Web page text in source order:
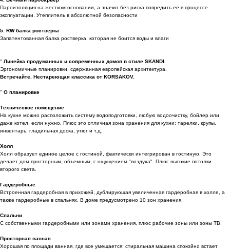
Пароизоляция на жестком основании, а значит без риска повредить ее в процессе
эксплуатации. Утеплитель в абсолютной безопасности
5. RW балка ростверка
Запатентованная балка ростверка, которая не боится воды и влаги
" Линейка продуманных и современных домов в стиле SKANDI.
Эргономичные планировки, сдержанная европейская архитектура.
Встречайте. Нестареющая классика от KORSAKOV.
" О планировке
Техническое помещение
На кухне можно расположить систему водоподготовки, любую водоочистку, бойлер или
даже котел, если нужно. Плюс это отличная зона хранения для кухни: тарелки, крупы,
инвентарь, гладильная доска, утюг и т.д.
Холл
Холл образует единое целое с гостиной, фактически интегрирован в гостиную. Это
делает дом просторным, объемным, с ощущением "воздуха". Плюс высокие потолки
второго света.
Гардеробные
Встроенная гардеробная в прихожей, дублирующая увеличенная гардеробная в холле, а
также гардеробные в спальнях. В доме предусмотрено 10 зон хранения.
Спальни
С собственными гардеробными или зонами хранения, плюс рабочие зоны или зоны ТВ.
Просторная ванная
Хорошая по площади ванная, где все умещается: стиральная машина спокойно встает